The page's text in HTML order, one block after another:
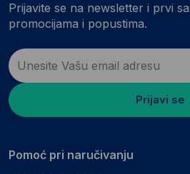
Prijavite se na newsletter i prvi
promocijama i popustima.
Prijavi se
Pomoć pri naručivanju